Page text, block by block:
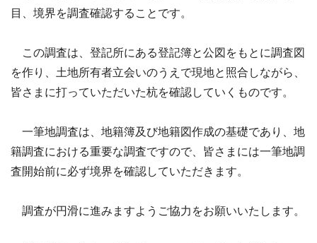
目、境界を調査確認することです。
この調査は、登記所にある登記簿と公図をもとに調査図
を作り、土地所有者立会いのうえで現地と照合しながら、
皆さまに打っていただいた杭を確認していくものです。
一筆地調査は、地籍簿及び地籍図作成の基礎であり、地
籍調査における重要な調査ですので、皆さまには一筆地調
査開始前に必ず境界を確認していただきます。
調査が円滑に進みますようご協力をお願いいたします。